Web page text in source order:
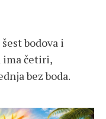
bodova i
ima četiri,
bez boda.